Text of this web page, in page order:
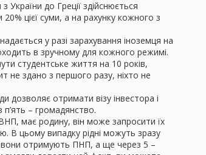
до Греції здійснюється
цієї суми, а на рахунку кожного з
у разі зарахування іноземця на
в зручному для кожного режимі.
студентське життя на 10 років,
не здано з першого разу, ніхто не
дозволяє отримати візу інвестора і
– громадянство.
має родину, він може запросити їх
В цьому випадку рідні можуть зразу
вони отримують ПНП, а ще через 5 –